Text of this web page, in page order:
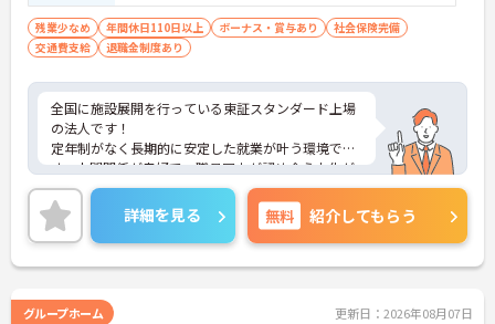
残業少なめ 年間休日110日以上 ボーナス・賞与あり
社会保険完備
交通費支給
退職金制度あり
全国に施設展開を行っている東証スタンダード上場
の法人です！
定年制がなく長期的に安定した就業が叶う環境で
す。人間関係が良好で、職員同士が認め合う文化が
根付いています。
ご興味のある方には、面接対策ポイントなど、さら
に詳細をご案内しますのでお気軽にご相談くださ
い！
詳細を見る 無料 紹介してもらう
グループホーム 更新日：2026年08月07日